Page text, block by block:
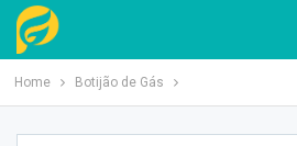
Home Botijão de Gás